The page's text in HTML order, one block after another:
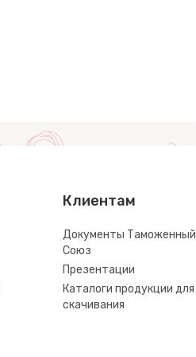
Клиентам
Документы Таможенный
Союз
Презентации
Каталоги продукции для
скачивания